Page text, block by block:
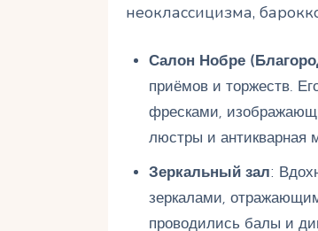
неоклассицизма,
Салон Нобре
приёмов и торжеств.
фресками,
люстры и антикварная
Зеркальный зал:
зеркалами,
проводились балы и